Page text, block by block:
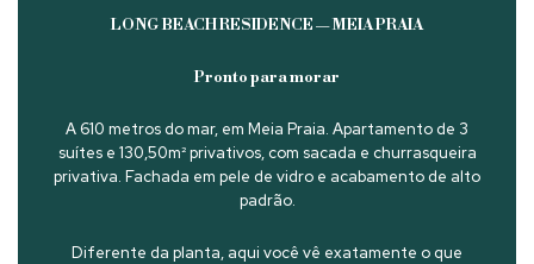
LONG BEACH RESIDENCE — MEIA PRAIA
Pronto para morar
A 610 metros do mar, em Meia Praia. Apartamento de 3
suítes e 130,50m² privativos, com sacada e churrasqueira
privativa. Fachada em pele de vidro e acabamento de alto
padrão.
Diferente da planta, aqui você vê exatamente o que